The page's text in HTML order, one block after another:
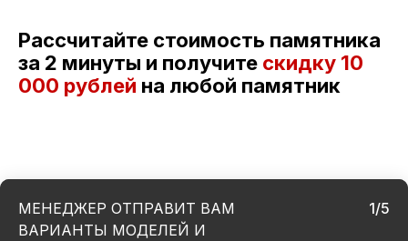
Рассчитайте стоимость памятника
за 2 минуты и получите скидку 10
000 рублей на любой памятник
МЕНЕДЖЕР ОТПРАВИТ ВАМ
ВАРИАНТЫ МОДЕЛЕЙ И
1/5